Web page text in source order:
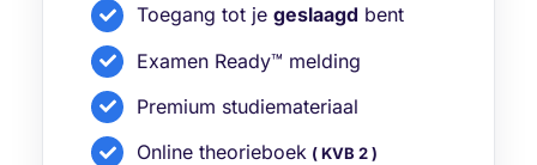
Toegang tot jegeslaagd bent
Examen Ready™ melding
Premium studiemateriaal
Online theorieboek ( KVB 2 )